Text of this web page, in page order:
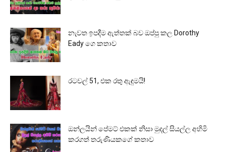
නැවත ඉපදීම ඇත්තක් බව ඔප්පු කල Dorothy
Eady ගෙ කතාව
රටවල් 51, එක රතු ඇඳුමයි!
ඔන්ලයින් පේමට් එකක් නිසා මුදල් සියල්ල අහිමි
කරගත් තරුණියකගේ කතාව